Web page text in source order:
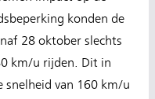
konden de
28 oktober slechts
km/u rijden. Dit in
van 160 km/u